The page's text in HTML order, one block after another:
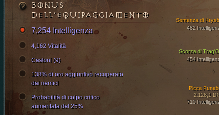
Scorza di
454
Picca
2.128,1
710
Sentenza di
482
BONUS
DELL’EQUIPAGGIAMENTO
7,254 Intelligenza
4,162 Vitalità
Castoni (9)
138% di oro aggiuntivo recuperato
dai nemici
Probabilità di colpo critico
aumentata del 25%